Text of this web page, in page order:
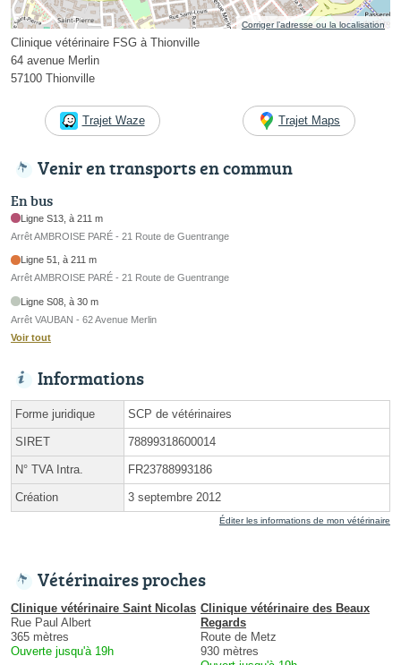
Corriger l’adresse ou la localisation
Clinique vétérinaire FSG à Thionville
64 avenue Merlin
57100 Thionville
Trajet Waze Trajet Maps
Venir en transports en commun
En bus
Ligne S13, à 211 m
Arrêt AMBROISE PARÉ - 21 Route de Guentrange
Ligne 51, à 211 m
Arrêt AMBROISE PARÉ - 21 Route de Guentrange
Ligne S08, à 30 m
Arrêt VAUBAN - 62 Avenue Merlin
Voir tout
Informations
Forme juridique SCP de vétérinaires
SIRET 78899318600014
N° TVA Intra. FR23788993186
Création 3 septembre 2012
Éditer les informations de mon vétérinaire
Vétérinaires proches
Clinique vétérinaire Saint Nicolas
Rue Paul Albert
365 mètres
Ouverte jusqu'à 19h
Clinique vétérinaire des Beaux
Regards
Route de Metz
930 mètres